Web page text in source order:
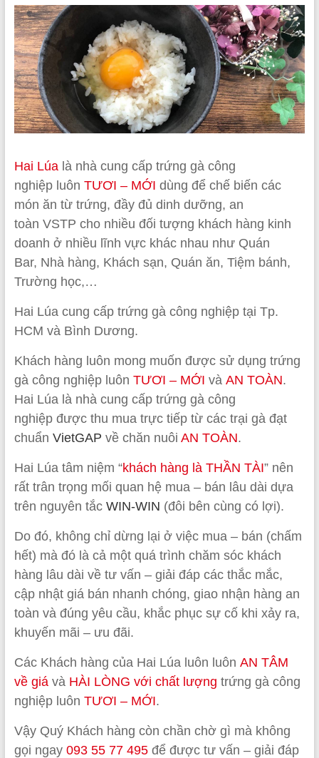
Hai Lúa là nhà cung cấp trứng gà công
nghiệp luôn TƯƠI – MỚI dùng để chế biến các
món ăn từ trứng, đầy đủ dinh dưỡng, an
toàn VSTP cho nhiều đối tượng khách hàng kinh
doanh ở nhiều lĩnh vực khác nhau như Quán
Bar, Nhà hàng, Khách sạn, Quán ăn, Tiệm bánh,
Trường học,…
Hai Lúa cung cấp trứng gà công nghiệp tại Tp.
HCM và Bình Dương.
Khách hàng luôn mong muốn được sử dụng trứng
gà công nghiệp luôn TƯƠI – MỚI và AN TOÀN.
Hai Lúa là nhà cung cấp trứng gà công
nghiệp được thu mua trực tiếp từ các trại gà đạt
chuẩn VietGAP về chăn nuôi AN TOÀN.
Hai Lúa tâm niệm “khách hàng là THẦN TÀI” nên
rất trân trọng mối quan hệ mua – bán lâu dài dựa
trên nguyên tắc WIN-WIN (đôi bên cùng có lợi).
Do đó, không chỉ dừng lại ở việc mua – bán (chấm
hết) mà đó là cả một quá trình chăm sóc khách
hàng lâu dài về tư vấn – giải đáp các thắc mắc,
cập nhật giá bán nhanh chóng, giao nhận hàng an
toàn và đúng yêu cầu, khắc phục sự cố khi xảy ra,
khuyến mãi – ưu đãi.
Các Khách hàng của Hai Lúa luôn luôn AN TÂM
về giávà HÀI LÒNG với chất lượng trứng gà công
nghiệp luôn TƯƠI – MỚI.
Vậy Quý Khách hàng còn chần chờ gì mà không
gọi ngay 093 55 77 495để được tư vấn – giải đáp